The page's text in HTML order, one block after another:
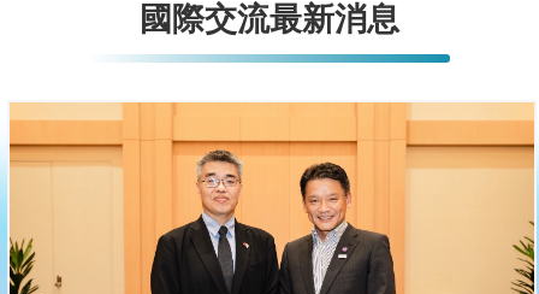
國際交流最新消息